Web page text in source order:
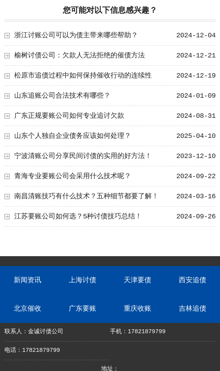
您可能对以下信息感兴趣？
2024-12-04
浙江讨账公司可以为债主带来哪些帮助？
2024-12-21
榆树讨债公司：欠款人无法拒绝的催债方法
2024-12-19
松原市追债过程中如何保持催收行动的连续性
2024-01-09
山东追账公司合法技术有哪些？
2024-08-31
广东正规要账公司如何专业追讨欠款
2025-04-10
山东个人独自企业债务应该如何处理？
2023-12-10
宁波清账公司分享民间讨债的实用的好方法！
2024-09-22
青海专业要账公司会采用什么技术呢？
2024-03-16
南昌清账技巧有什么技术？五种细节都要了解！
2024-09-26
江苏要账公司如何选？5种讨债技巧总结！
新闻资讯 上海讨债 天津要债 西安追债
北京催收 广东要账 重庆收账 吉林追债
联系人：金诚讨债公司 手机：17821879799
电话：17821879799
地址：